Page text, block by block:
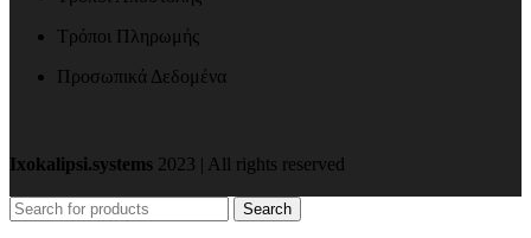
Τρόποι Πληρωμής
Προσωπικά Δεδομένα
Ixokalipsi.systems 2023 | All rights reserved
Search